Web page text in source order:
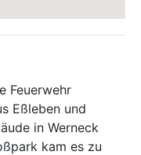
Feuerwehr
Eßleben und
in Werneck
kam es zu